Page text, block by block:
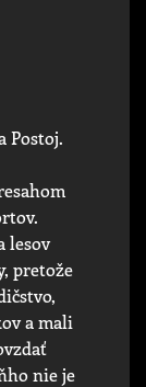
Postoj.
lesov
pretože
a mali
nie je